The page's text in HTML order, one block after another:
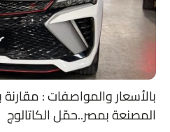
بالأسعار والمواصفات :
المصنعة بمصر..حمّل الكاتالوج